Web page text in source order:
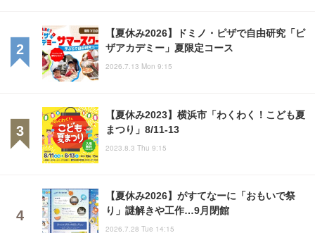
【夏休み2026】ドミノ・ピザで自由研究「ピ
ザアカデミー」夏限定コース
2026.7.13 Mon 9:15
【夏休み2023】横浜市「わくわく！こども夏
まつり」8/11-13
2023.8.3 Thu 9:15
【夏休み2026】がすてなーに「おもいで祭
り」謎解きや工作…9月閉館
2026.7.28 Tue 14:15